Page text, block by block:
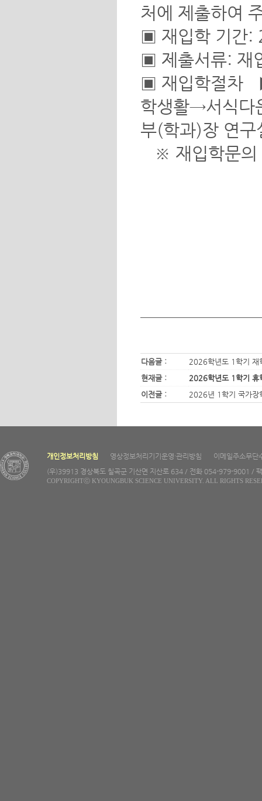
처에 제출하여
▣ 재입학 기간
▣ 제출서류: 재
▣ 재입학절차
학생활→서식
부(학과)장 연
※ 재입학문
다음글 :
2026학년도 1학기 재
현재글 :
2026학년도 1학기 휴
이전글 :
2026년 1학기 국가장
개인정보처리방침 영상정보처리기기운영·관리방침
이메일주소무단
(우)39913 경상북도 칠곡군 기산면 지산로 634 / 전화 054-979-9001 /
COPYRIGHTⓒ KYOUNGBUK SCIENCE UNIVERSITY. ALL RIGHTS